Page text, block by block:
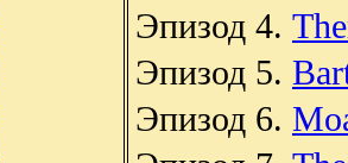
Эпизод 4.
Эпизод 5.
Эпизод 6.